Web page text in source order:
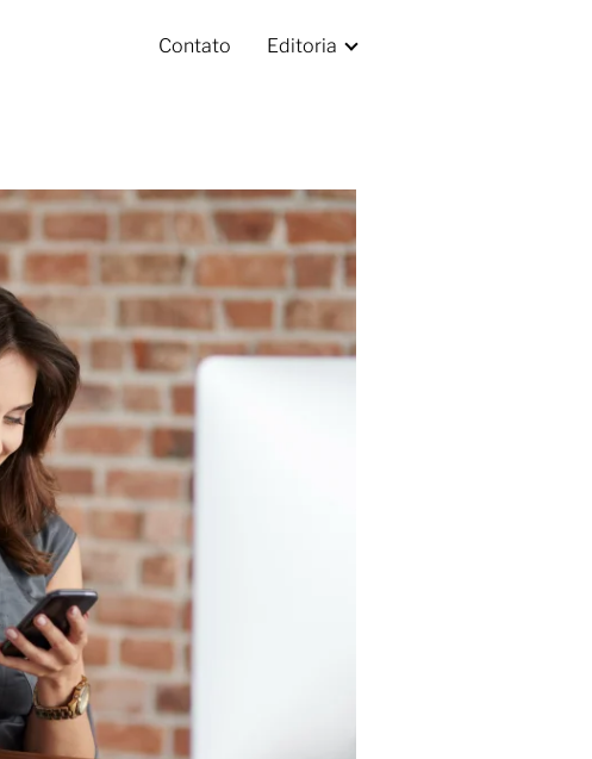
Contato Editoria